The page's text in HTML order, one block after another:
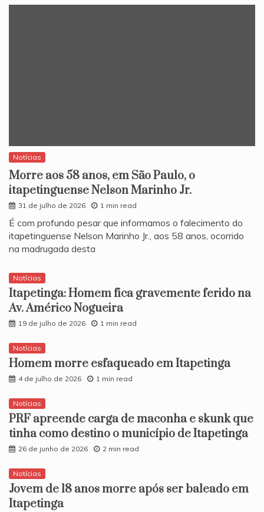
Notícias
Morre aos 58 anos, em São Paulo, o
itapetinguense Nelson Marinho Jr.
31 de julho de 2026 1 min read
​É com profundo pesar que informamos o falecimento do
itapetinguense Nelson Marinho Jr., aos 58 anos, ocorrido
na madrugada desta
Notícias
Itapetinga: Homem fica gravemente ferido na
Av. Américo Nogueira
19 de julho de 2026 1 min read
Notícias
Homem morre esfaqueado em Itapetinga
4 de julho de 2026 1 min read
Notícias
PRF apreende carga de maconha e skunk que
tinha como destino o município de Itapetinga
26 de junho de 2026 2 min read
Notícias
​Jovem de 18 anos morre após ser baleado em
Itapetinga